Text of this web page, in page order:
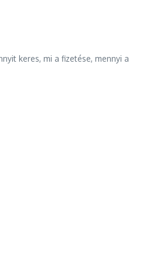
keres, mi a fizetése, mennyi a